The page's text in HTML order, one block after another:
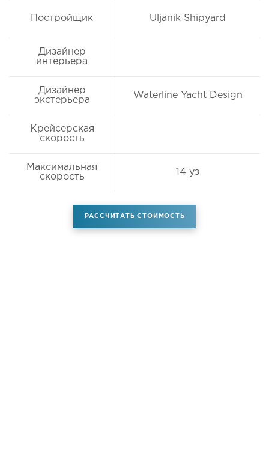
Постройщик Uljanik Shipyard
Дизайнер
интерьера
Дизайнер
экстерьера
Waterline Yacht Design
Крейсерская
скорость
Максимальная
скорость
14 уз
РАССЧИТАТЬ СТОИМОСТЬ